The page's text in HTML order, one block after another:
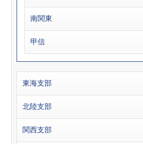
南関東
甲信
東海支部
北陸支部
関西支部